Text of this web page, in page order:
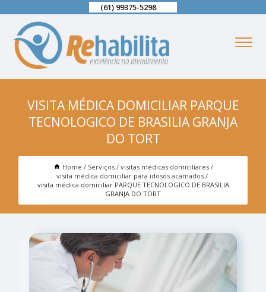
(61) 99375-5298
VISITA MÉDICA DOMICILIAR PARQUE
TECNOLOGICO DE BRASILIA GRANJA
DO TORT
Home Serviços
visitas médicas domiciliares
visita médica domiciliar para idosos acamados
visita médica domiciliar PARQUE TECNOLOGICO DE BRASILIA
GRANJA DO TORT